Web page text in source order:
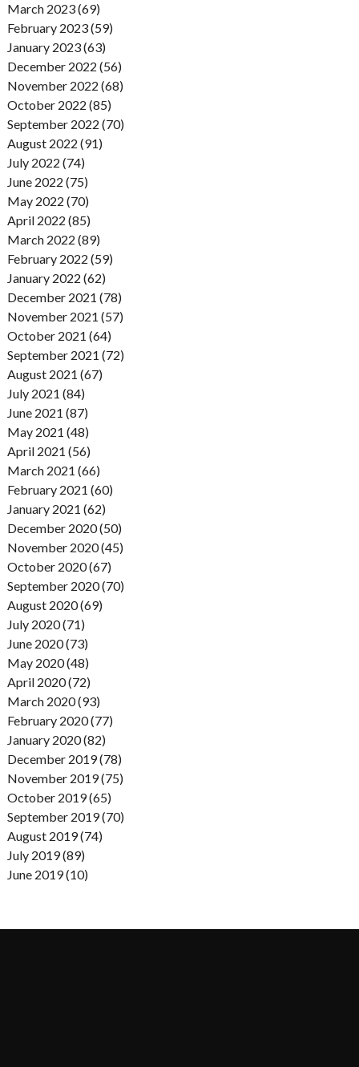
March 2023 (69)
February 2023 (59)
January 2023 (63)
December 2022 (56)
November 2022 (68)
October 2022 (85)
September 2022 (70)
August 2022 (91)
July 2022 (74)
June 2022 (75)
May 2022 (70)
April 2022 (85)
March 2022 (89)
February 2022 (59)
January 2022 (62)
December 2021 (78)
November 2021 (57)
October 2021 (64)
September 2021 (72)
August 2021 (67)
July 2021 (84)
June 2021 (87)
May 2021 (48)
April 2021 (56)
March 2021 (66)
February 2021 (60)
January 2021 (62)
December 2020 (50)
November 2020 (45)
October 2020 (67)
September 2020 (70)
August 2020 (69)
July 2020 (71)
June 2020 (73)
May 2020 (48)
April 2020 (72)
March 2020 (93)
February 2020 (77)
January 2020 (82)
December 2019 (78)
November 2019 (75)
October 2019 (65)
September 2019 (70)
August 2019 (74)
July 2019 (89)
June 2019 (10)